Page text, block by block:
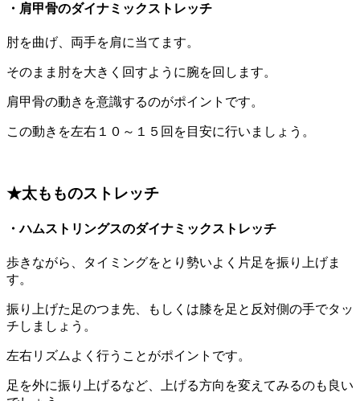
・肩甲骨のダイナミックストレッチ
肘を曲げ、両手を肩に当てます。
そのまま肘を大きく回すように腕を回します。
肩甲骨の動きを意識するのがポイントです。
この動きを左右１０～１５回を目安に行いましょう。
★太もものストレッチ
・ハムストリングスのダイナミックストレッチ
歩きながら、タイミングをとり勢いよく片足を振り上げま
す。
振り上げた足のつま先、もしくは膝を足と反対側の手でタッ
チしましょう。
左右リズムよく行うことがポイントです。
足を外に振り上げるなど、上げる方向を変えてみるのも良い